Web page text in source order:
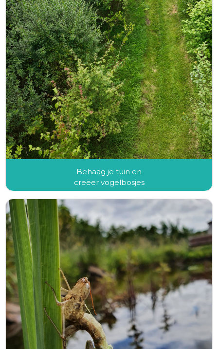
Behaag je tuin en
creëer vogelbosjes